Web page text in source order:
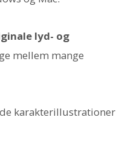
lyd- og
mellem mange
karakterillustrationer